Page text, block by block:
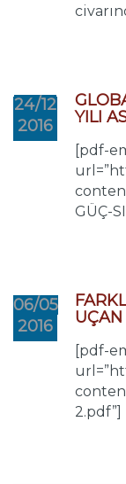
24/12
2016
YILI
[pdf-
GÜÇ-
06/05
2016
[pdf-
2.pdf”]